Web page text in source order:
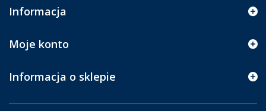
Informacja
Moje konto
Informacja o sklepie